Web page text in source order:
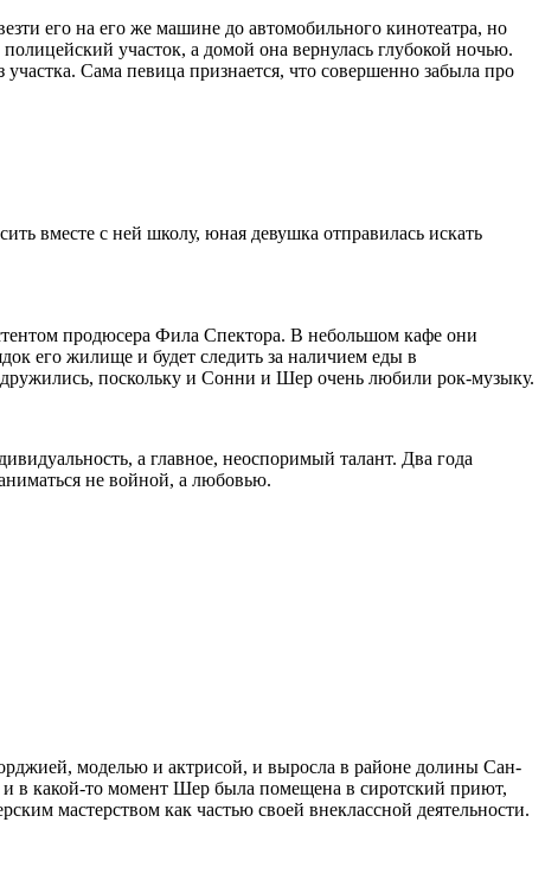
его на его же машине до автомобильного кинотеатра, но
участок, а домой она вернулась глубокой ночью.
Сама певица признается, что совершенно забыла про
вместе с ней школу, юная девушка отправилась искать
продюсера Фила Спектора. В небольшом кафе они
его жилище и будет следить за наличием еды в
поскольку и Сонни и Шер очень любили рок-музыку.
а главное, неоспоримый талант. Два года
не войной, а любовью.
моделью и актрисой, и выросла в районе долины Сан-
в какой-то момент Шер была помещена в сиротский приют,
мастерством как частью своей внеклассной деятельности.